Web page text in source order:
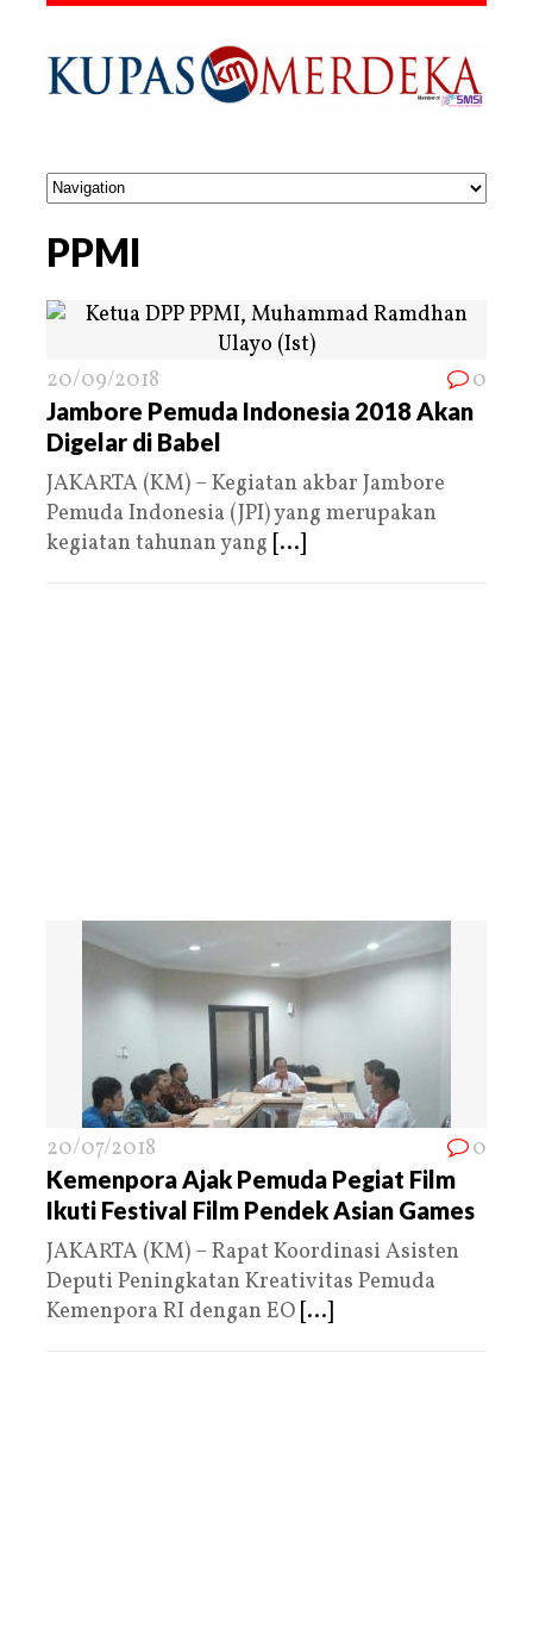
PPMI
20/09/2018 0
Jambore Pemuda Indonesia 2018 Akan
Digelar di Babel
JAKARTA (KM) – Kegiatan akbar Jambore
Pemuda Indonesia (JPI) yang merupakan
kegiatan tahunan yang [...]
20/07/2018 0
Kemenpora Ajak Pemuda Pegiat Film
Ikuti Festival Film Pendek Asian Games
JAKARTA (KM) – Rapat Koordinasi Asisten
Deputi Peningkatan Kreativitas Pemuda
Kemenpora RI dengan EO [...]